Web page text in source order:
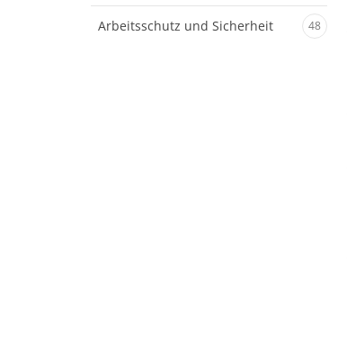
Arbeitsschutz und Sicherheit 48